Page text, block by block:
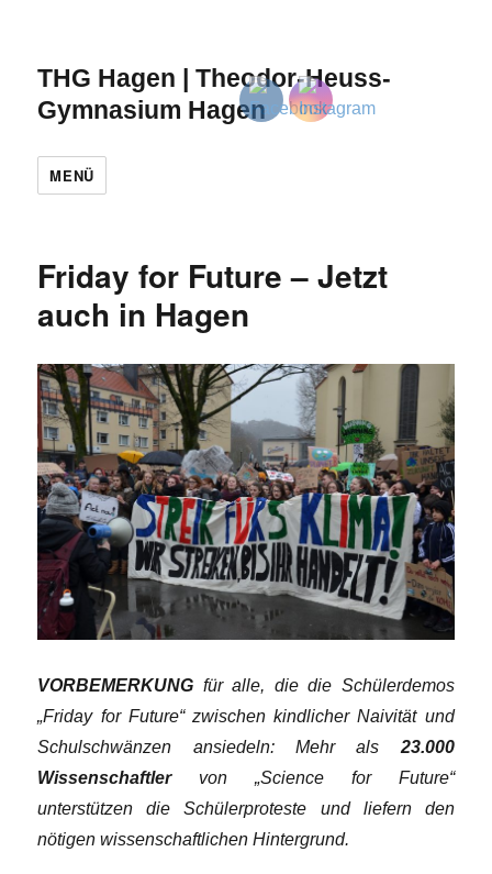
THG Hagen | Theodor-Heuss-
Gymnasium Hagen
MENÜ
Friday for Future – Jetzt
auch in Hagen
VORBEMERKUNG für alle, die die Schülerdemos
„Friday for Future“ zwischen kindlicher Naivität und
Schulschwänzen ansiedeln: Mehr als 23.000
Wissenschaftlervon „Science for Future“
unterstützen die Schülerproteste und liefern den
nötigen wissenschaftlichen Hintergrund.